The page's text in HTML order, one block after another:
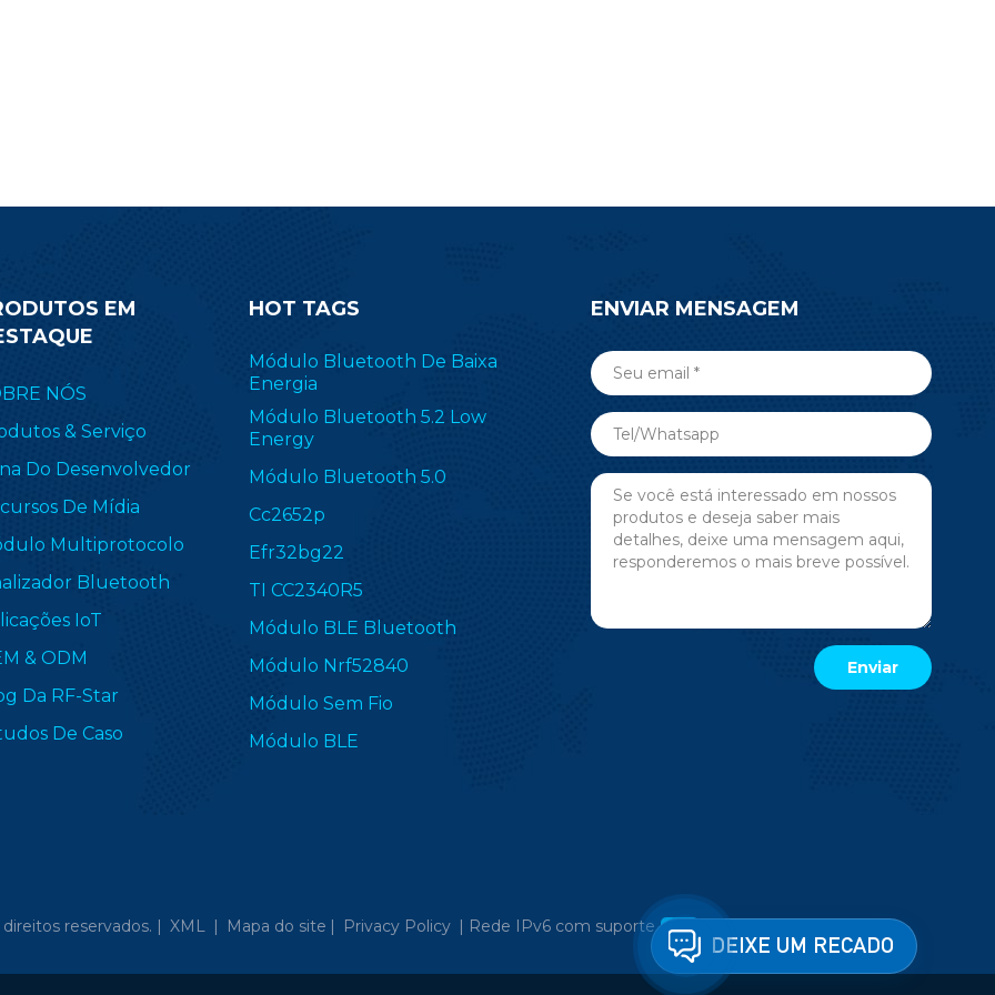
EM
NÓS
& Serviço
Do Desenvolvedor
De Mídia
Multiprotocolo
Bluetooth
IoT
& ODM
Da RF-Star
De Caso
HOT TAGS
Módulo Bluetooth De Baixa
Energia
Módulo Bluetooth 5.2 Low
Energy
Módulo Bluetooth 5.0
Cc2652p
Efr32bg22
TI CC2340R5
Módulo BLE Bluetooth
Módulo Nrf52840
Módulo Sem Fio
Módulo BLE
ENVIAR MENSAGEM
reservados. | XML | Mapa do site | Privacy Policy | Rede IPv6 com suporte
DEIXE UM RECADO